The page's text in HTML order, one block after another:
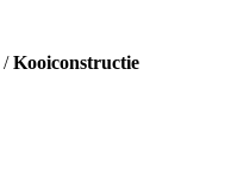
/Kooiconstructie